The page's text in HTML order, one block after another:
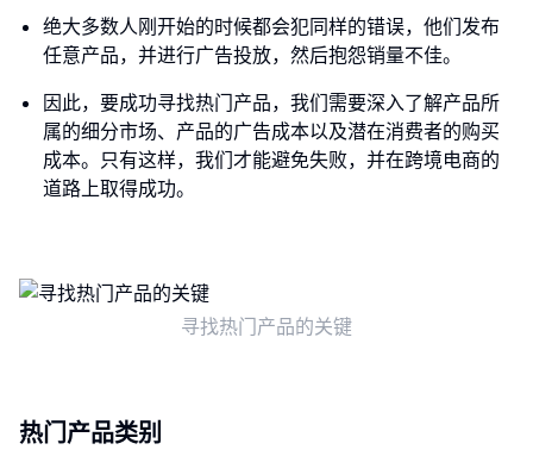
绝大多数人刚开始的时候都会犯同样的错误，他们发布
任意产品，并进行广告投放，然后抱怨销量不佳。
因此，要成功寻找热门产品，我们需要深入了解产品所
属的细分市场、产品的广告成本以及潜在消费者的购买
成本。只有这样，我们才能避免失败，并在跨境电商的
道路上取得成功。
寻找热门产品的关键
热门产品类别